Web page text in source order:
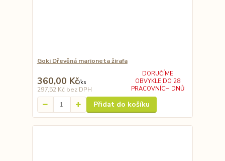
Goki Dřevěná marioneta žirafa
360,00 Kč/ks
297,52 Kč bez DPH
DORUČÍME
OBVYKLE DO 28
PRACOVNÍCH DNŮ
Přidat do košíku